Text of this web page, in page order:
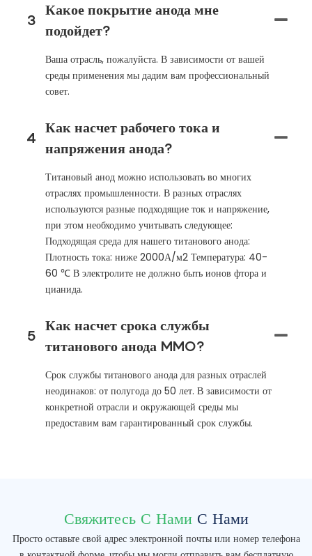
3
Какое покрытие анода мне
подойдет?
Ваша отрасль, пожалуйста. В зависимости от вашей
среды применения мы дадим вам профессиональный
совет.
4
Как насчет рабочего тока и
напряжения анода?
Титановый анод можно использовать во многих
отраслях промышленности. В разных отраслях
используются разные подходящие ток и напряжение,
при этом необходимо учитывать следующее:
Подходящая среда для нашего титанового анода:
Плотность тока: ниже 2000А/м2 Температура: 40-
60 ℃ В электролите не должно быть ионов фтора и
цианида.
5
Как насчет срока службы
титанового анода MMO?
Срок службы титанового анода для разных отраслей
неодинаков: от полугода до 50 лет. В зависимости от
конкретной отрасли и окружающей среды мы
предоставим вам гарантированный срок службы.
Свяжитесь С Нами С Нами
Просто оставьте свой адрес электронной почты или номер телефона